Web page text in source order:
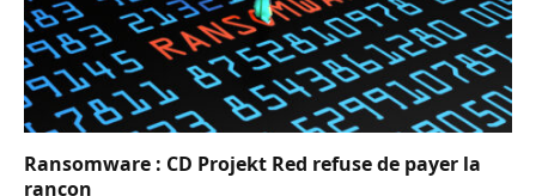
Ransomware : CD Projekt Red refuse de payer la
rançon